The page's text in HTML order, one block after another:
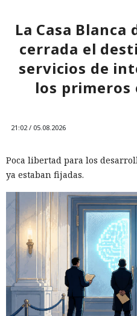
La Casa
cerrada el
servicios de
los primeros
21:02 / 05.08.2026
Poca libertad para los
ya estaban fijadas.